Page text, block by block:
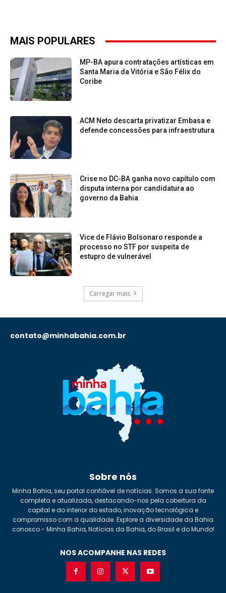
MAIS POPULARES
MP-BA apura contratações artísticas em
Santa Maria da Vitória e São Félix do
Coribe
ACM Neto descarta privatizar Embasa e
defende concessões para infraestrutura
Crise no DC-BA ganha novo capítulo com
disputa interna por candidatura ao
governo da Bahia
Vice de Flávio Bolsonaro responde a
processo no STF por suspeita de
estupro de vulnerável
Carregar mais
contato@minhabahia.com.br
Sobre nós
Minha Bahia, seu portal confiável de notícias. Somos a sua fonte
completa e atualizada, destacando-nos pela cobertura da
capital e do interior do estado, inovação tecnológica e
compromisso com a qualidade. Explore a diversidade da Bahia
conosco - Minha Bahia, Notícias da Bahia, do Brasil e do Mundo!
NOS ACOMPANHE NAS REDES